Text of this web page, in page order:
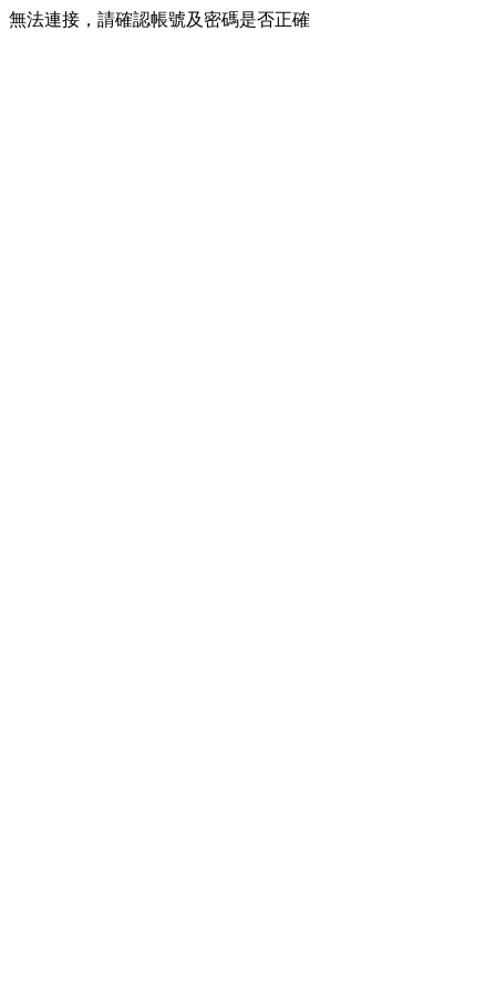
無法連接，請確認帳號及密碼是否正確